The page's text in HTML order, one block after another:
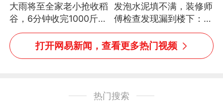
大雨将至全家老小抢收稻
谷，6分钟收完1000斤，
没有一个人掉链子
发泡水泥填不满，装修师
傅检查发现漏到楼下：出
风口未延伸到外墙
打开网易新闻，查看更多热门视频
热门搜索